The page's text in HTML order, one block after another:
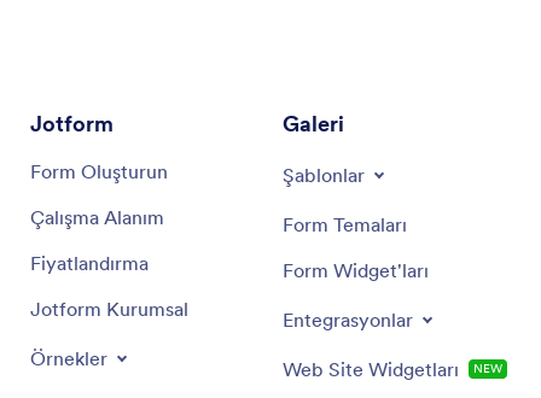
Jotform
Form Oluşturun
Çalışma Alanım
Fiyatlandırma
Jotform Kurumsal
Örnekler
Galeri
Şablonlar
Form Temaları
Form Widget'ları
Entegrasyonlar
Web Site Widgetları NEW